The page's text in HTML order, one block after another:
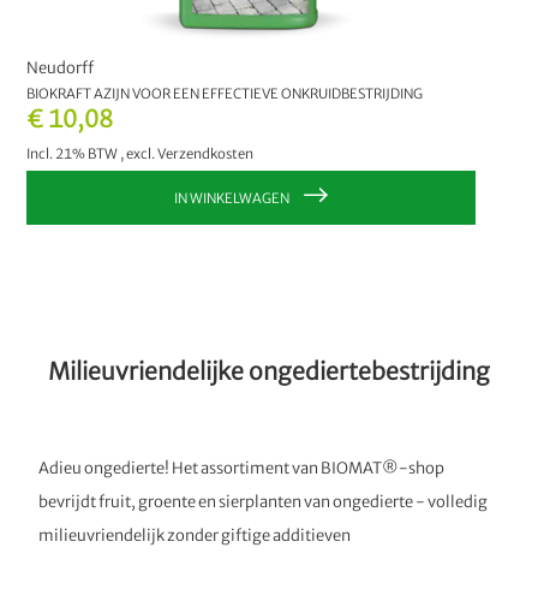
€ 10,08
Incl. 21% BTW ,excl.Verzendkosten
Neudorff
BIOKRAFT AZIJN VOOR EEN EFFECTIEVE ONKRUIDBESTRIJDING
IN WINKELWAGEN
Milieuvriendelijke ongediertebestrijding
Adieu ongedierte! Het assortiment van BIOMAT®-shop
bevrijdt fruit, groente en sierplanten van ongedierte - volledig
milieuvriendelijk zonder giftige additieven